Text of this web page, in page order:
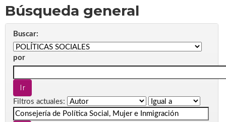
Búsqueda general
Buscar:
por
Filtros actuales: